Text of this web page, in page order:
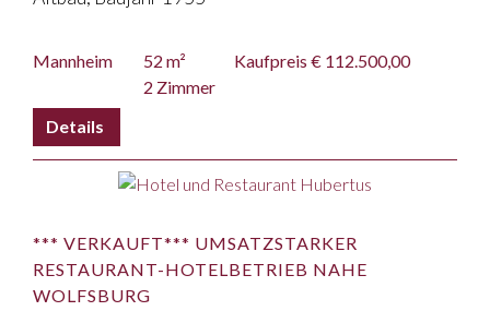
Mannheim 52 m²
Kaufpreis € 112.500,00
2 Zimmer
*** VERKAUFT*** UMSATZSTARKER
RESTAURANT-HOTELBETRIEB NAHE
WOLFSBURG